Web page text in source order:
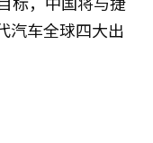
汽车全球四大出